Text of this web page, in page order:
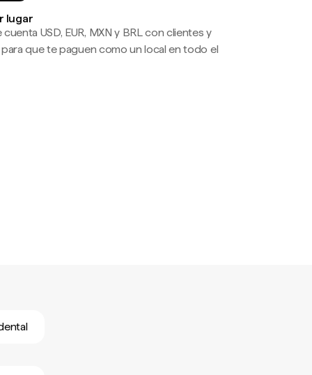
lugar
USD, EUR, MXN y BRL con clientes y
que te paguen como un local en todo el